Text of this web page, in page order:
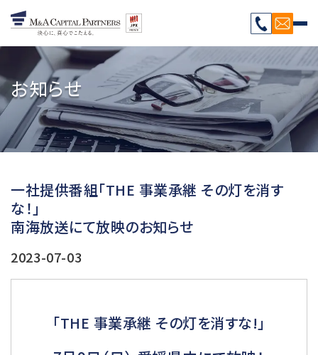
お知らせ
一社提供番組「THE 事業承継 その灯を消す
な！」
南海放送にて放映のお知らせ
2023-07-03
「THE 事業承継 その灯を消すな!」